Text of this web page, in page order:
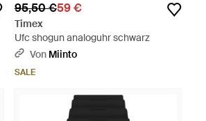
95,50 €59 €
Timex
Ufc shogun analoguhr schwarz
Von Miinto
SALE